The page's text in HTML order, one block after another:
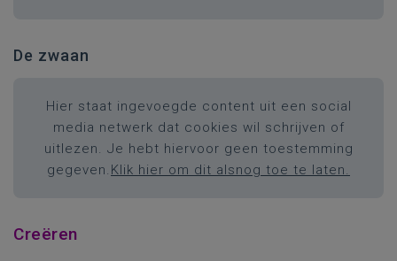
De zwaan
Hier staat ingevoegde content uit een social
media netwerk dat cookies wil schrijven of
uitlezen. Je hebt hiervoor geen toestemming
gegeven. Klik hier om dit alsnog toe te laten.
Creëren